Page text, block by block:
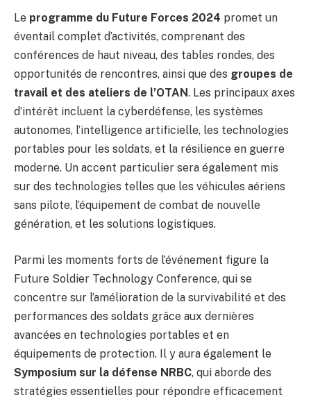
Le programme du Future Forces 2024 promet un
éventail complet d’activités, comprenant des
conférences de haut niveau, des tables rondes, des
opportunités de rencontres, ainsi que des groupes de
travail et des ateliers de l’OTAN. Les principaux axes
d’intérêt incluent la cyberdéfense, les systèmes
autonomes, l’intelligence artificielle, les technologies
portables pour les soldats, et la résilience en guerre
moderne. Un accent particulier sera également mis
sur des technologies telles que les véhicules aériens
sans pilote, l’équipement de combat de nouvelle
génération, et les solutions logistiques.
Parmi les moments forts de l’événement figure la
Future Soldier Technology Conference, qui se
concentre sur l’amélioration de la survivabilité et des
performances des soldats grâce aux dernières
avancées en technologies portables et en
équipements de protection. Il y aura également le
Symposium sur la défense NRBC, qui aborde des
stratégies essentielles pour répondre efficacement